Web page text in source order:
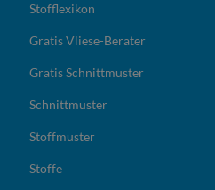
Stofflexikon
Gratis Vliese-Berater
Gratis Schnittmuster
Schnittmuster
Stoffmuster
Stoffe